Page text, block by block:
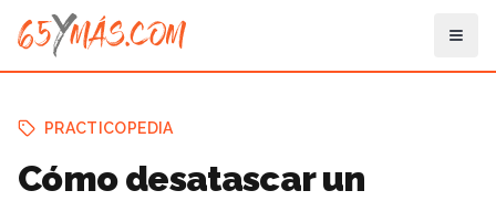
PRACTICOPEDIA
Cómo desatascar un